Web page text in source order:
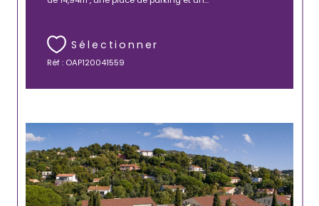
Sélectionner
Réf : OAP120041559